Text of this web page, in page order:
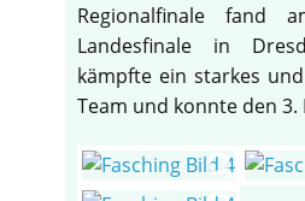
Regionalfinale fand
Landesfinale in
kämpfte ein starkes
Team und konnte den 3.